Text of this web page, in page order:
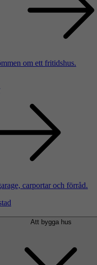
om ett fritidshus.
carportar och förråd.
Att bygga hus